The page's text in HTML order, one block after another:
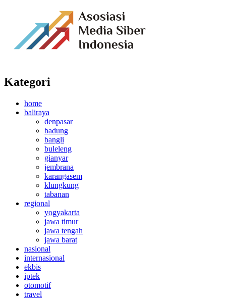
Kategori
home
baliraya
denpasar
badung
bangli
buleleng
gianyar
jembrana
karangasem
klungkung
tabanan
regional
yogyakarta
jawa timur
jawa tengah
jawa barat
nasional
internasional
ekbis
iptek
otomotif
travel